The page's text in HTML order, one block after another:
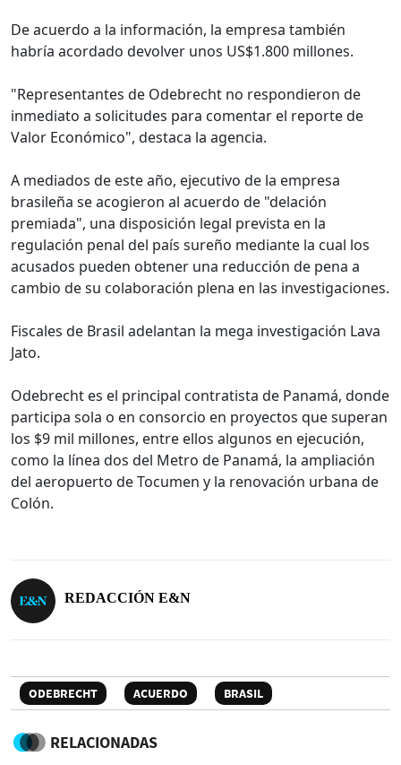
De acuerdo a la información, la empresa también
habría acordado devolver unos US$1.800 millones.
"Representantes de Odebrecht no respondieron de
inmediato a solicitudes para comentar el reporte de
Valor Económico", destaca la agencia.
A mediados de este año, ejecutivo de la empresa
brasileña se acogieron al acuerdo de "delación
premiada", una disposición legal prevista en la
regulación penal del país sureño mediante la cual los
acusados pueden obtener una reducción de pena a
cambio de su colaboración plena en las investigaciones.
Fiscales de Brasil adelantan la mega investigación Lava
Jato.
Odebrecht es el principal contratista de Panamá, donde
participa sola o en consorcio en proyectos que superan
los $9 mil millones, entre ellos algunos en ejecución,
como la línea dos del Metro de Panamá, la ampliación
del aeropuerto de Tocumen y la renovación urbana de
Colón.
REDACCIÓN E&N
ODEBRECHT ACUERDO BRASIL
RELACIONADAS